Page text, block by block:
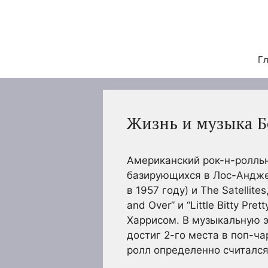
Жизнь и музыка
Американский рок-н-
базирующихся в Лос-
в 1957 году) и The
and Over” и “Little Bitty
Харрисом. В музыкальную
достиг 2-го места в поп-
ролл определенно